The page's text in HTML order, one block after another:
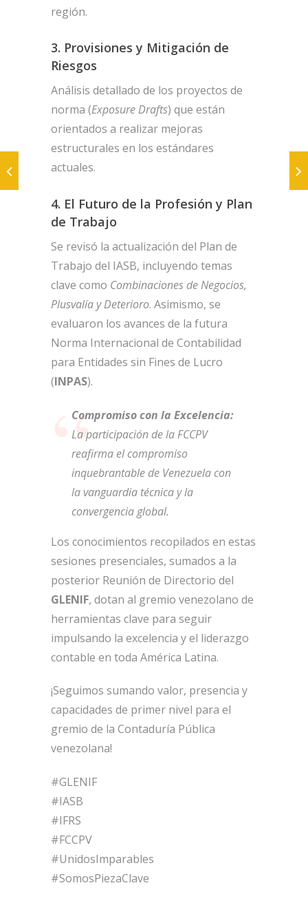
región.
3. Provisiones y Mitigación de
Riesgos
Análisis detallado de los proyectos de
norma (Exposure Drafts) que están
orientados a realizar mejoras
estructurales en los estándares
actuales.
4. El Futuro de la Profesión y Plan
de Trabajo
Se revisó la actualización del Plan de
Trabajo del IASB, incluyendo temas
clave como Combinaciones de Negocios,
Plusvalía y Deterioro. Asimismo, se
evaluaron los avances de la futura
Norma Internacional de Contabilidad
para Entidades sin Fines de Lucro
(INPAS).
Compromiso con la Excelencia:
La participación de la FCCPV
reafirma el compromiso
inquebrantable de Venezuela con
la vanguardia técnica y la
convergencia global.
Los conocimientos recopilados en estas
sesiones presenciales, sumados a la
posterior Reunión de Directorio del
GLENIF, dotan al gremio venezolano de
herramientas clave para seguir
impulsando la excelencia y el liderazgo
contable en toda América Latina.
¡Seguimos sumando valor, presencia y
capacidades de primer nivel para el
gremio de la Contaduría Pública
venezolana!
#GLENIF
#IASB
#IFRS
#FCCPV
#UnidosImparables
#SomosPiezaClave